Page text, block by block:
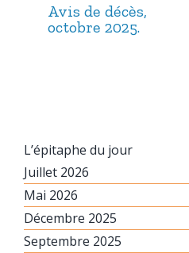
Avis de décès,
octobre 2025.
L’épitaphe du jour
Juillet 2026
Mai 2026
Décembre 2025
Septembre 2025